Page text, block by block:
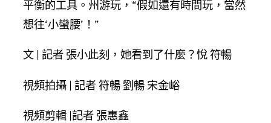
平衡的工具。州游玩，“假如還有時間玩，當然
想往‘小蠻腰’！”
文 | 記者 張小此刻，她看到了什麼？悅 符暢
視頻拍攝 | 記者 符暢 劉暢 宋金峪
視頻剪輯 |記者 張惠鑫